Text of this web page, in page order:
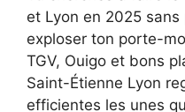
et Lyon en 2025
exploser ton porte-
TGV, Ouigo et bons
Saint-Étienne Lyon
efficientes les unes